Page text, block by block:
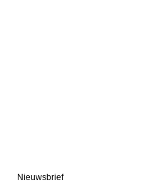
Nieuwsbrief